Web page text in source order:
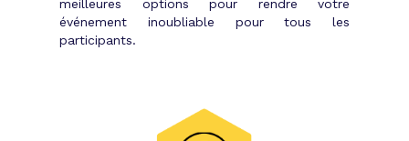
meilleures options pour rendre votre
événement inoubliable pour tous les
participants.